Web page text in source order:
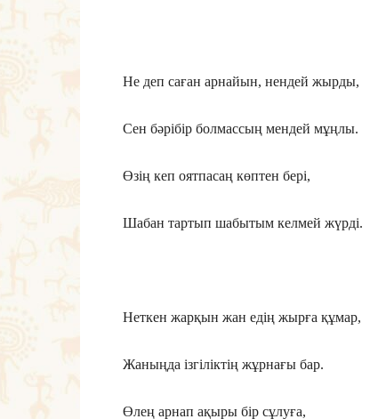
Не деп саған арнайын, нендей жырды,
Сен бәрібір болмассың мендей мұңлы.
Өзің кеп оятпасаң көптен бері,
Шабан тартып шабытым келмей жүрді.
Неткен жарқын жан едің жырға құмар,
Жаныңда ізгіліктің жұрнағы бар.
Өлең арнап ақыры бір сұлуға,